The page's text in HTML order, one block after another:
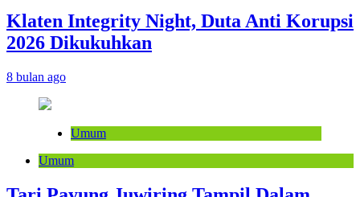
Klaten Integrity Night, Duta Anti Korupsi
2026 Dikukuhkan
8 bulan ago
Umum
Umum